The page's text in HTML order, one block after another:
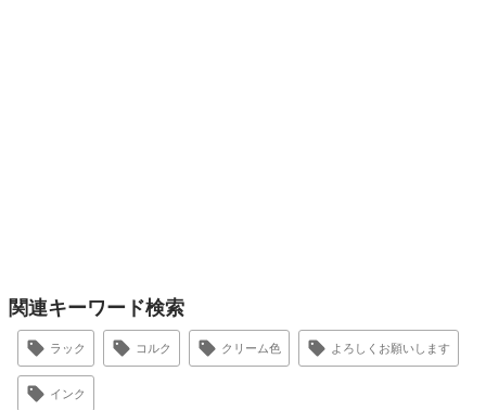
関連キーワード検索
ラック コルク クリーム色 よろしくお願いします
インク